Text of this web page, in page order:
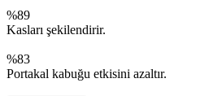
%89
Kasları şekilendirir.
%83
Portakal kabuğu etkisini azaltır.